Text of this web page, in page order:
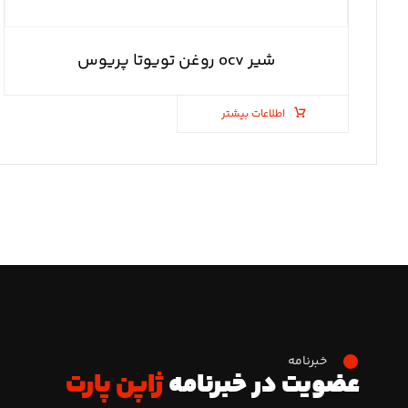
شیر ocv روغن تویوتا پریوس
اطلاعات بیشتر
خبرنامه
عضویت در خبرنامهژاپن پارت